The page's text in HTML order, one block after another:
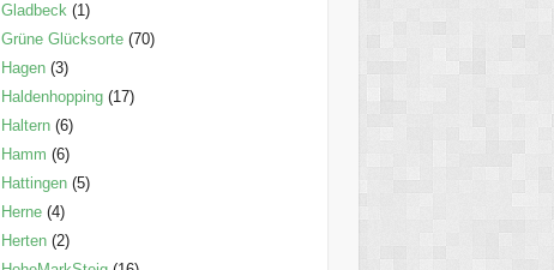
Gladbeck(1)
Grüne Glücksorte(70)
Hagen(3)
Haldenhopping(17)
Haltern(6)
Hamm (6)
Hattingen(5)
Herne(4)
Herten(2)